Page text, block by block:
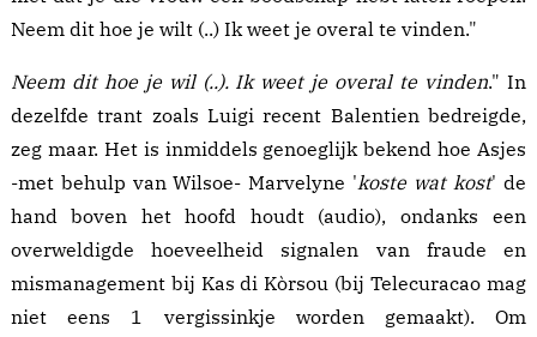
Neem dit hoe je wilt (..) Ik weet je overal te vinden."
Neem dit hoe je wil (..). Ik weet je overal te vinden." In
dezelfde trant zoals Luigi recent Balentien bedreigde,
zeg maar. Het is inmiddels genoeglijk bekend hoe Asjes
-met behulp van Wilsoe- Marvelyne 'koste wat kost' de
hand boven het hoofd houdt (audio), ondanks een
overweldigde hoeveelheid signalen van fraude en
mismanagement bij Kas di Kòrsou (bij Telecuracao mag
niet eens 1 vergissinkje worden gemaakt). Om